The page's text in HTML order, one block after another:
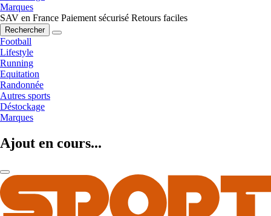
Marques
SAV en France Paiement sécurisé Retours faciles
Rechercher
Football
Lifestyle
Running
Equitation
Randonnée
Autres sports
Déstockage
Marques
Ajout en cours...